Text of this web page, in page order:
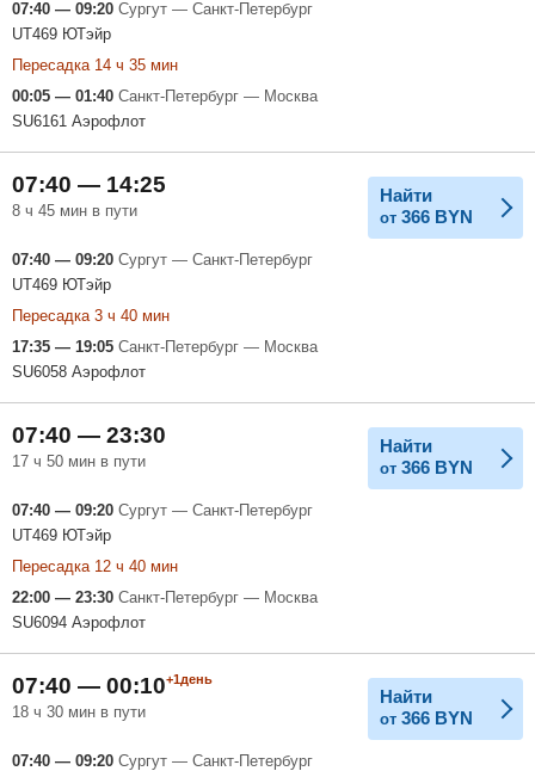
07:40 — 09:20 Сургут — Санкт-Петербург
UT469 ЮТэйр
Пересадка 14 ч 35 мин
00:05 — 01:40 Санкт-Петербург — Москва
SU6161 Аэрофлот
07:40 — 14:25
8 ч 45 мин в пути
Найти
от 366 BYN
07:40 — 09:20 Сургут — Санкт-Петербург
UT469 ЮТэйр
Пересадка 3 ч 40 мин
17:35 — 19:05 Санкт-Петербург — Москва
SU6058 Аэрофлот
07:40 — 23:30
17 ч 50 мин в пути
Найти
от 366 BYN
07:40 — 09:20 Сургут — Санкт-Петербург
UT469 ЮТэйр
Пересадка 12 ч 40 мин
22:00 — 23:30 Санкт-Петербург — Москва
SU6094 Аэрофлот
07:40 — 00:10+1день
18 ч 30 мин в пути
Найти
от 366 BYN
07:40 — 09:20 Сургут — Санкт-Петербург